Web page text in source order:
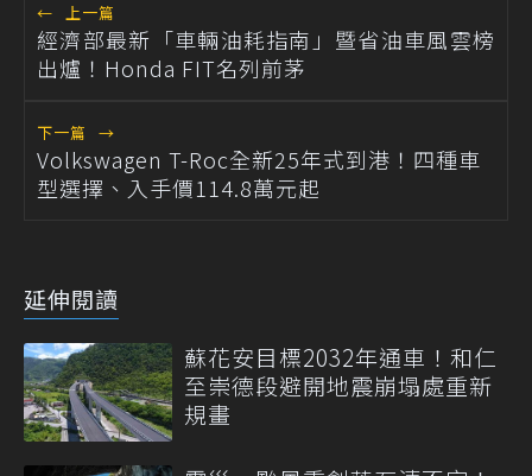
← 上一篇
經濟部最新「車輛油耗指南」暨省油車風雲榜
出爐！Honda FIT名列前茅
下一篇 →
Volkswagen T-Roc全新25年式到港！四種車
型選擇、入手價114.8萬元起
延伸閱讀
蘇花安目標2032年通車！和仁
至崇德段避開地震崩塌處重新
規畫